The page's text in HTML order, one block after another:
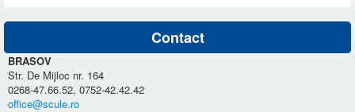
Contact
BRASOV
Str. De Mijloc nr. 164
0268-47.66.52, 0752-42.42.42
office@scule.ro